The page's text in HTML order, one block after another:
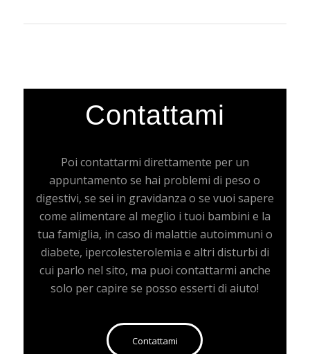
Contattami
Poi contattarmi direttamente per un
appuntamento se hai problemi di peso o
digestivi, se sei in gravidanza o se vuoi sapere
come alimentare al meglio i tuoi bambini e la
tua famiglia, in caso di malattie autoimmuni o
diabete, ipercolesterolemia e altri disturbi di
cui parlo nel sito, ma puoi contattarmi anche
solo per capire se posso esserti di aiuto!
Contattami